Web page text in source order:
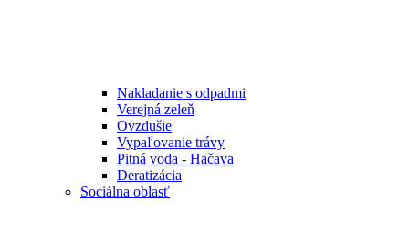
Nakladanie s odpadmi
Verejná zeleň
Ovzdušie
Vypaľovanie trávy
Pitná voda - Hačava
Deratizácia
Sociálna oblasť